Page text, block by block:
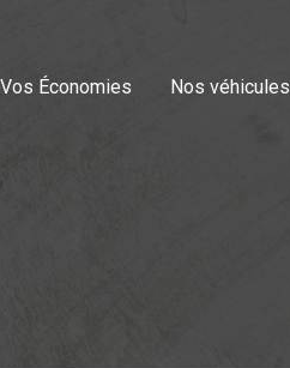
Économies Nos véhicules